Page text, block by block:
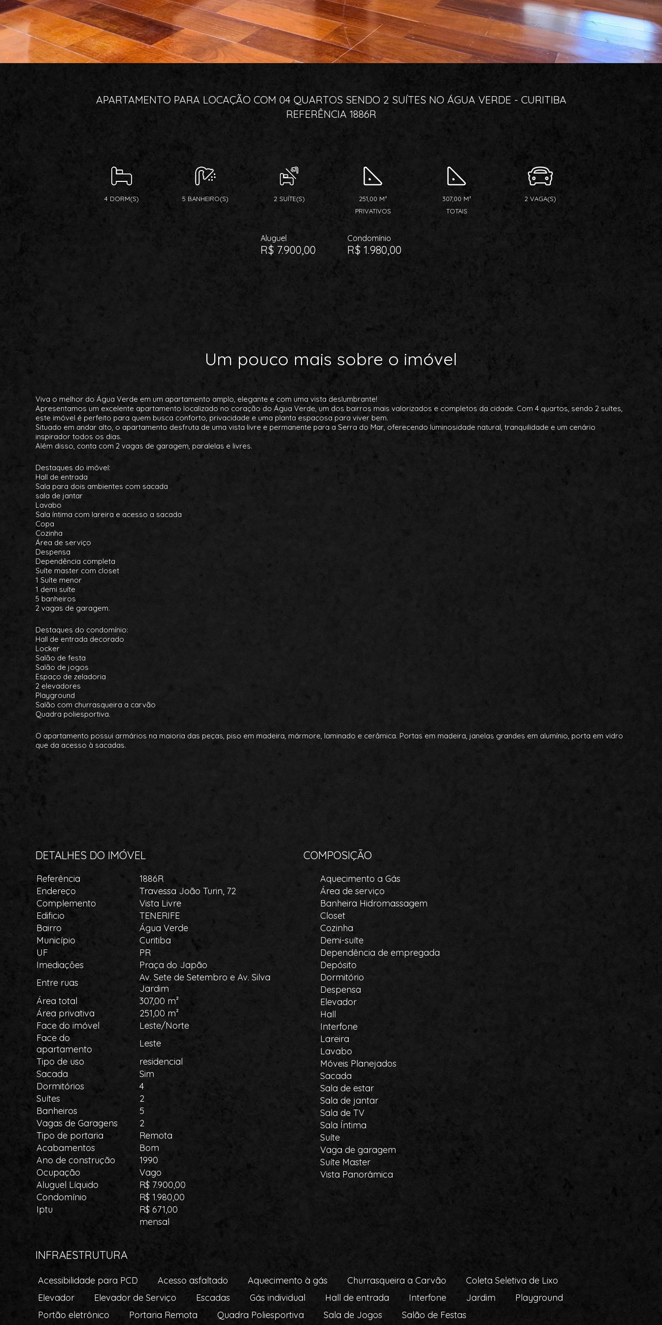
APARTAMENTO PARA LOCAÇÃO COM 04 QUARTOS SENDO 2 SUÍTES NO ÁGUA VERDE - CURITIBA
REFERÊNCIA 1886R
4 DORM(S) 5 BANHEIRO(S) 2 SUÍTE(S)
251,00 M²
PRIVATIVOS
307,00 M²
TOTAIS
2 VAGA(S)
Aluguel
R$ 7.900,00
Condomínio
R$ 1.980,00
Um pouco mais sobre o imóvel
Viva o melhor do Água Verde em um apartamento amplo, elegante e com uma vista deslumbrante!
Apresentamos um excelente apartamento localizado no coração do Água Verde, um dos bairros mais valorizados e completos da cidade. Com 4 quartos, sendo 2 suítes,
este imóvel é perfeito para quem busca conforto, privacidade e uma planta espaçosa para viver bem.
Situado em andar alto, o apartamento desfruta de uma vista livre e permanente para a Serra do Mar, oferecendo luminosidade natural, tranquilidade e um cenário
inspirador todos os dias.
Além disso, conta com 2 vagas de garagem, paralelas e livres.
Destaques do imóvel:
Hall de entrada
Sala para dois ambientes com sacada
sala de jantar
Lavabo
Sala íntima com lareira e acesso a sacada
Copa
Cozinha
Área de serviço
Despensa
Dependência completa
Suíte master com closet
1 Suíte menor
1 demi suíte
5 banheiros
2 vagas de garagem.
Destaques do condomínio:
Hall de entrada decorado
Locker
Salão de festa
Salão de jogos
Espaço de zeladoria
2 elevadores
Playground
Salão com churrasqueira a carvão
Quadra poliesportiva.
O apartamento possui armários na maioria das peças, piso em madeira, mármore, laminado e cerâmica. Portas em madeira, janelas grandes em alumínio, porta em vidro
que da acesso à sacadas.
DETALHES DO IMÓVEL
Referência
1886R
Endereço
Travessa João Turin, 72
Complemento
Vista Livre
Edificio
TENERIFE
Bairro
Água Verde
Município
Curitiba
UF
PR
Imediações
Praça do Japão
Entre ruas
Av. Sete de Setembro e Av. Silva
Jardim
Área total
307,00 m²
Área privativa
251,00 m²
Face do imóvel
Leste/Norte
Face do
apartamento
Leste
Tipo de uso
residencial
Sacada
Sim
Dormitórios
4
Suítes
2
Banheiros
5
Vagas de Garagens
2
Tipo de portaria
Remota
Acabamentos
Bom
Ano de construção
1990
Ocupação
Vago
Aluguel Líquido
R$ 7.900,00
Condomínio
R$ 1.980,00
Iptu
R$ 671,00
mensal
COMPOSIÇÃO
Aquecimento a Gás
Área de serviço
Banheira Hidromassagem
Closet
Cozinha
Demi-suíte
Dependência de empregada
Depósito
Dormitório
Despensa
Elevador
Hall
Interfone
Lareira
Lavabo
Móveis Planejados
Sacada
Sala de estar
Sala de jantar
Sala de TV
Sala Íntima
Suíte
Vaga de garagem
Suíte Master
Vista Panorâmica
INFRAESTRUTURA
Acessibilidade para PCD Acesso asfaltado Aquecimento à gás Churrasqueira a Carvão
Coleta Seletiva de Lixo
Elevador
Elevador de Serviço Escadas Gás individual Hall de entrada Interfone Jardim
Playground
Portão eletrônico
Portaria Remota Quadra Poliesportiva Sala de Jogos Salão de Festas